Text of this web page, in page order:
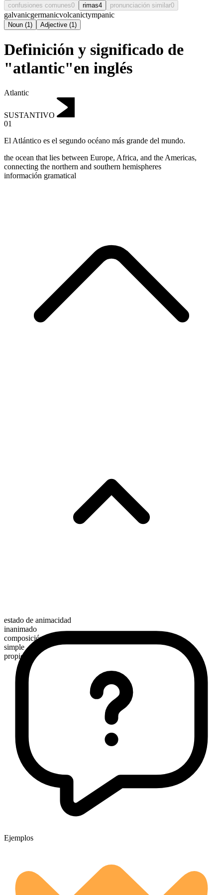
confusiones comunes0 rimas4 pronunciación similar0
galvanicgermanicvolcanictympanic
Noun (1) Adjective (1)
Definición y significado de
"atlantic"en inglés
Atlantic
SUSTANTIVO
01
El Atlántico es el segundo océano más grande del mundo.
the ocean that lies between Europe, Africa, and the Americas,
connecting the northern and southern hemispheres
información gramatical
estado de animacidad
inanimado
composición morfológica
simple
propio
Ejemplos